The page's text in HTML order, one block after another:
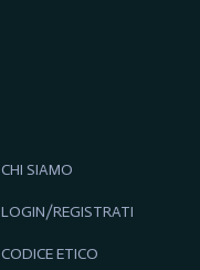
CHI SIAMO
LOGIN/REGISTRATI
CODICE ETICO